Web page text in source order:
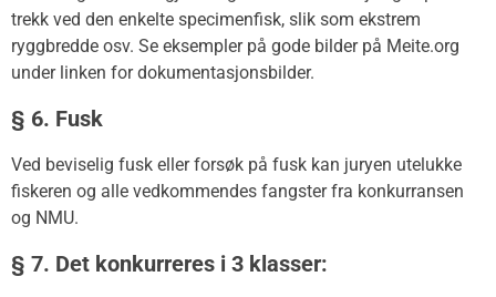
trekk ved den enkelte specimenfisk, slik som ekstrem
ryggbredde osv. Se eksempler på gode bilder på Meite.org
under linken for dokumentasjonsbilder.
§ 6. Fusk
Ved beviselig fusk eller forsøk på fusk kan juryen utelukke
fiskeren og alle vedkommendes fangster fra konkurransen
og NMU.
§ 7. Det konkurreres i 3 klasser: